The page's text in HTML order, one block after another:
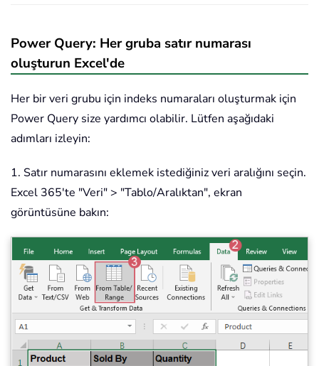
Power Query: Her gruba satır numarası
oluşturun Excel'de
Her bir veri grubu için indeks numaraları oluşturmak için
Power Query size yardımcı olabilir. Lütfen aşağıdaki
adımları izleyin:
1. Satır numarasını eklemek istediğiniz veri aralığını seçin.
Excel 365'te "Veri" > "Tablo/Aralıktan", ekran
görüntüsüne bakın: